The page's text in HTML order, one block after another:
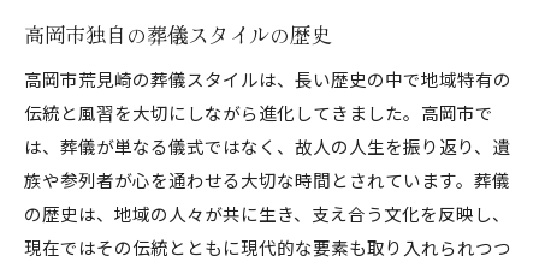
高岡市独自の葬儀スタイルの歴史
高岡市荒見崎の葬儀スタイルは、長い歴史の中で地域特有の
伝統と風習を大切にしながら進化してきました。高岡市で
は、葬儀が単なる儀式ではなく、故人の人生を振り返り、遺
族や参列者が心を通わせる大切な時間とされています。葬儀
の歴史は、地域の人々が共に生き、支え合う文化を反映し、
現在ではその伝統とともに現代的な要素も取り入れられつつ